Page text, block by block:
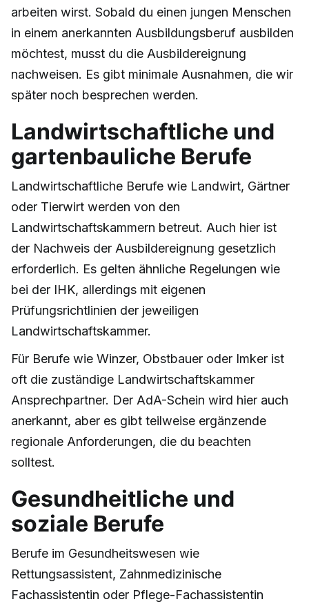
arbeiten wirst. Sobald du einen jungen Menschen
in einem anerkannten Ausbildungsberuf ausbilden
möchtest, musst du die Ausbildereignung
nachweisen. Es gibt minimale Ausnahmen, die wir
später noch besprechen werden.
Landwirtschaftliche und
gartenbauliche Berufe
Landwirtschaftliche Berufe wie Landwirt, Gärtner
oder Tierwirt werden von den
Landwirtschaftskammern betreut. Auch hier ist
der Nachweis der Ausbildereignung gesetzlich
erforderlich. Es gelten ähnliche Regelungen wie
bei der IHK, allerdings mit eigenen
Prüfungsrichtlinien der jeweiligen
Landwirtschaftskammer.
Für Berufe wie Winzer, Obstbauer oder Imker ist
oft die zuständige Landwirtschaftskammer
Ansprechpartner. Der AdA-Schein wird hier auch
anerkannt, aber es gibt teilweise ergänzende
regionale Anforderungen, die du beachten
solltest.
Gesundheitliche und
soziale Berufe
Berufe im Gesundheitswesen wie
Rettungsassistent, Zahnmedizinische
Fachassistentin oder Pflege-Fachassistentin